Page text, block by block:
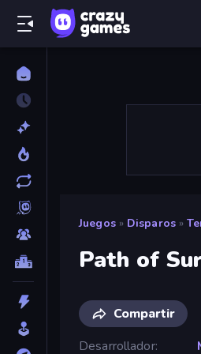
Juegos » Disparos »
Path of
Compartir
Desarrollador